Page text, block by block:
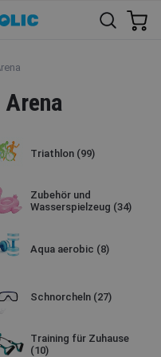
Triathlon (99)
Zubehör und
Wasserspielzeug (34)
Aqua aerobic (8)
Schnorcheln (27)
Training für Zuhause
(10)